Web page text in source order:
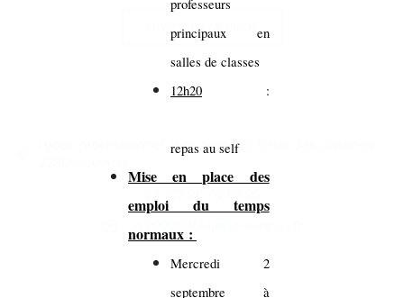
professeurs
principaux en
salles de classes
12h20 :
repas au self
Mise en place des
emploi du temps
normaux :
Mercredi 2
septembre à
ENVOYER LE MESSAGE
Lycée professionnel Jean Monnet, 9 rue des Ursulines,